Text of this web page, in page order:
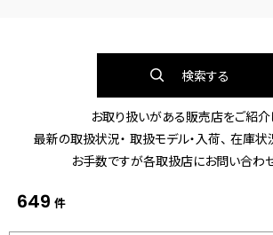
検索する
お取り扱いがある販売店をご紹介
最新の取扱状況・ 取扱モデル・入荷、 在庫状
お手数ですが各取扱店にお問い合わせ
649 件